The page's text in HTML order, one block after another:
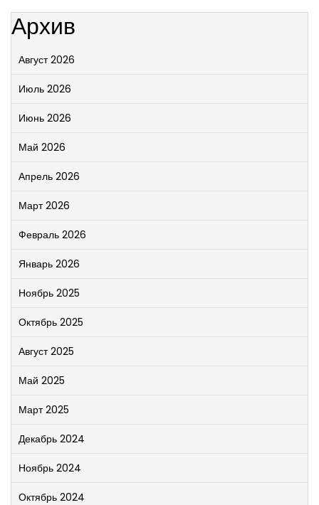
Архив
Август 2026
Июль 2026
Июнь 2026
Май 2026
Апрель 2026
Март 2026
Февраль 2026
Январь 2026
Ноябрь 2025
Октябрь 2025
Август 2025
Май 2025
Март 2025
Декабрь 2024
Ноябрь 2024
Октябрь 2024